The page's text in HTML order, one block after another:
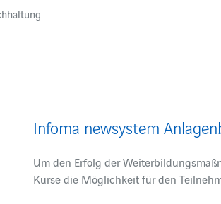
Infoma newsystem
Um den Erfolg der
Kurse die Möglichkeit für den